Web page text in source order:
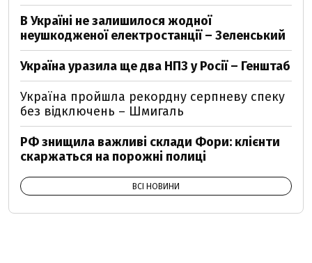
В Україні не залишилося жодної
неушкодженої електростанції – Зеленський
Україна уразила ще два НПЗ у Росії – Генштаб
Україна пройшла рекордну серпневу спеку
без відключень – Шмигаль
РФ знищила важливі склади Фори: клієнти
скаржаться на порожні полиці
ВСІ НОВИНИ